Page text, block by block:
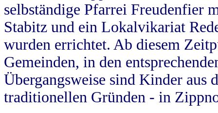
selbständige Pfarrei Freudenfier
Stabitz und ein Lokalvikariat
wurden errichtet. Ab diesem
Gemeinden, in den
Übergangsweise sind Kinder aus
traditionellen Gründen - in